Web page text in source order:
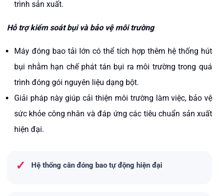
trình sản xuất.
Hỗ trợ kiểm soát bụi và bảo vệ môi trường
Máy đóng bao tải lớn có thể tích hợp thêm hệ thống hút
bụi nhằm hạn chế phát tán bụi ra môi trường trong quá
trình đóng gói nguyên liệu dạng bột.
Giải pháp này giúp cải thiện môi trường làm việc, bảo vệ
sức khỏe công nhân và đáp ứng các tiêu chuẩn sản xuất
hiện đại.
✓ Hệ thống cân đóng bao tự động hiện đại